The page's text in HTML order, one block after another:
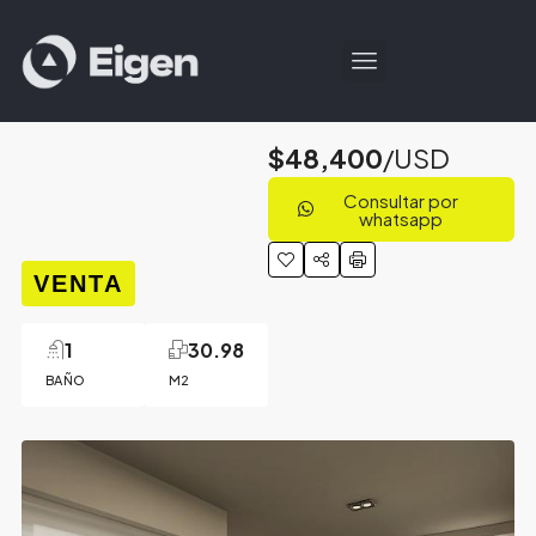
VENTA
BAÑO
1
M2
30.98
$48,400/USD
Consultar por
whatsapp